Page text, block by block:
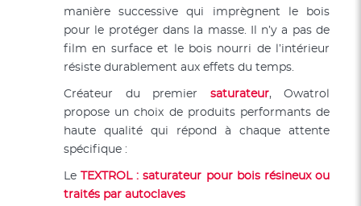
manière successive qui imprègnent le bois
pour le protéger dans la masse. Il n’y a pas de
film en surface et le bois nourri de l’intérieur
résiste durablement aux effets du temps.
Créateur du premier saturateur, Owatrol
propose un choix de produits performants de
haute qualité qui répond à chaque attente
spécifique :
LeTEXTROL : saturateur pour bois résineux ou
traités par autoclaves